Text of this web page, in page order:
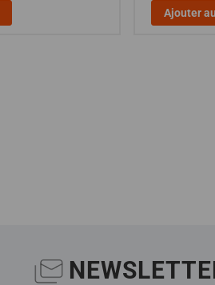
Ajouter